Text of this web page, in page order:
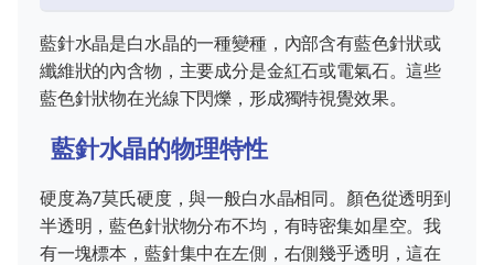
藍針水晶是白水晶的一種變種，內部含有藍色針狀或
纖維狀的內含物，主要成分是金紅石或電氣石。這些
藍色針狀物在光線下閃爍，形成獨特視覺效果。
藍針水晶的物理特性
硬度為7莫氏硬度，與一般白水晶相同。顏色從透明到
半透明，藍色針狀物分布不均，有時密集如星空。我
有一塊標本，藍針集中在左側，右側幾乎透明，這在